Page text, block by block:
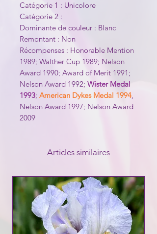
Catégorie 1 : Unicolore
Catégorie 2 :
Dominante de couleur : Blanc
Remontant : Non
Récompenses : Honorable Mention
1989; Walther Cup 1989; Nelson
Award 1990; Award of Merit 1991;
Nelson Award 1992; Wister Medal
1993; American Dykes Medal 1994,
Nelson Award 1997; Nelson Award
2009
Articles similaires